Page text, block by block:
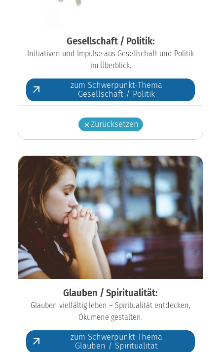
Gesellschaft / Politik:
Initiativen und Impulse aus Gesellschaft und Politik
im Überblick.
zum Schwerpunkt-Thema
Gesellschaft / Politik
Zurücksetzen
Glauben / Spiritualität:
Glauben vielfältig leben – Spiritualität entdecken,
Ökumene gestalten.
zum Schwerpunkt-Thema
Glauben / Spiritualität